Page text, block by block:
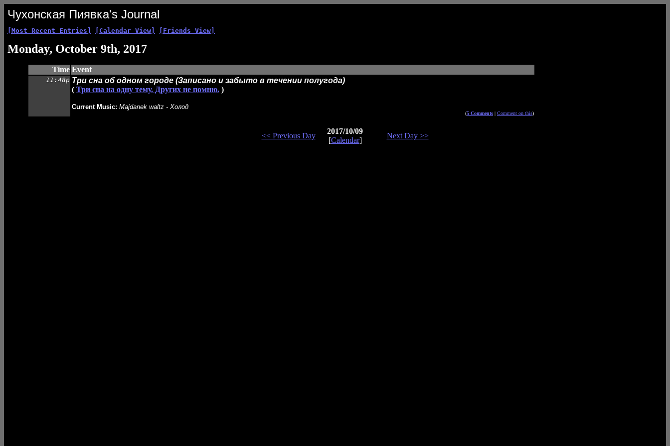
Чухонская Пиявка's Journal
[Most Recent Entries] [Calendar View] [Friends View]
Monday, October 9th, 2017
Time Event
11:48p Три сна об одном городе (Записано и забыто в течении полугода)
( Три сна на одну тему. Других не помню. )
Current Music: Majdanek waltz - Холод
(5 Comments | Comment on this)
<< Previous Day
2017/10/09
[Calendar]
Next Day >>